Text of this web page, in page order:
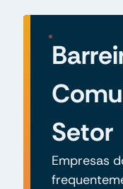
Setor
Empresas